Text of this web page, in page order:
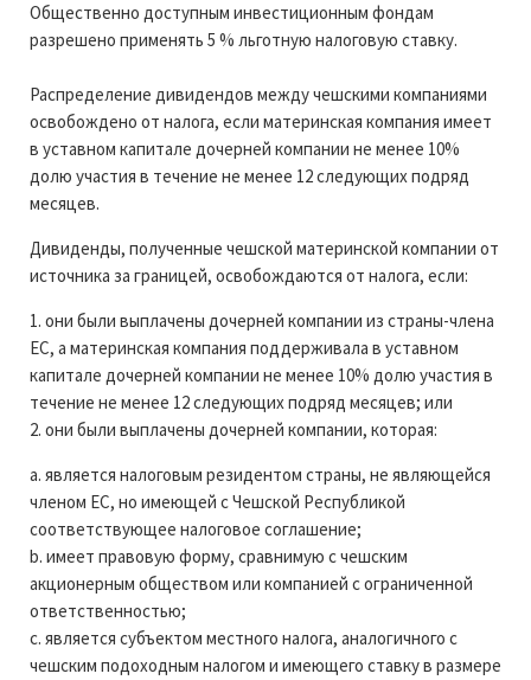
Общественно доступным инвестиционным фондам
разрешено применять 5 % льготную налоговую ставку.
Распределение дивидендов между чешскими компаниями
освобождено от налога, если материнская компания имеет
в уставном капитале дочерней компании не менее 10%
долю участия в течение не менее 12 следующих подряд
месяцев.
Дивиденды, полученные чешской материнской компании от
источника за границей, освобождаются от налога, если:
1. они были выплачены дочерней компании из страны-члена
ЕС, а материнская компания поддерживала в уставном
капитале дочерней компании не менее 10% долю участия в
течение не менее 12 следующих подряд месяцев; или
2. они были выплачены дочерней компании, которая:
a. является налоговым резидентом страны, не являющейся
членом ЕС, но имеющей с Чешской Республикой
соответствующее налоговое соглашение;
b. имеет правовую форму, сравнимую с чешским
акционерным обществом или компанией с ограниченной
ответственностью;
c. является субъектом местного налога, аналогичного с
чешским подоходным налогом и имеющего ставку в размере